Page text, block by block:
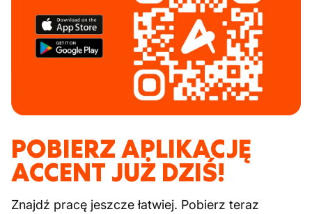
POBIERZ APLIKACJĘ
ACCENT JUŻ DZIŚ!
Znajdź pracę jeszcze łatwiej. Pobierz teraz